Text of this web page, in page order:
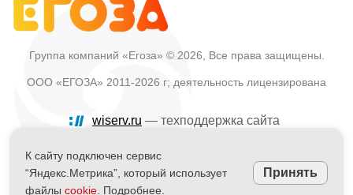
Группа компаний «Егоза» © 2026, Все права защищены.
ООО «ЕГОЗА» 2011-2026 г; деятельность лицензирована
wiserv.ru — техподдержка сайта
Политика в отношении обработки персональных данных
Информация на сайте не является публичной офертой
К сайту подключен сервис
“Яндекс.Метрика”, который использует
файлы cookie . Подробнее.
Принять